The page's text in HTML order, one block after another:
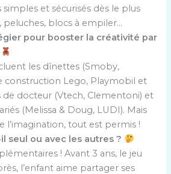
et sécurisés dès le plus
peluches, blocs à empiler…
pour booster la créativité par
les dînettes (Smoby,
construction Lego, Playmobil et
de docteur (Vtech, Clementoni) et
(Melissa & Doug, LUDI). Mais
l’imagination, tout est permis !
seul ou avec les autres ?
! Avant 3 ans, le jeu
l’enfant aime partager ses